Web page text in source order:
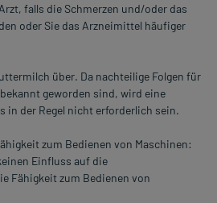
falls die Schmerzen und/oder das
oder Sie das Arzneimittel häufiger
über. Da nachteilige Folgen für
geworden sind, wird eine
in der Regel nicht erforderlich sein.
zum Bedienen von Maschinen:
Einfluss auf die
Fähigkeit zum Bedienen von